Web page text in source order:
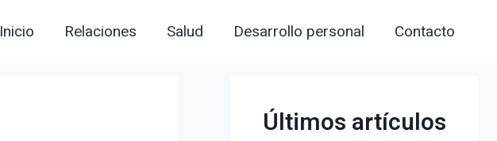
Inicio Relaciones Salud Desarrollo personal Contacto
Últimos artículos